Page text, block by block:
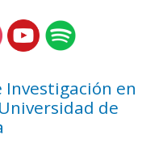
en
de